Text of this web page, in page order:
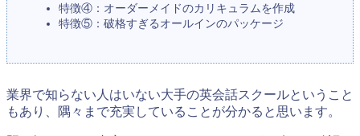
特徴④：オーダーメイドのカリキュラムを作成
特徴⑤：破格すぎるオールインのパッケージ
業界で知らない人はいない大手の英会話スクールということ
もあり、隅々まで充実していることが分かると思います。